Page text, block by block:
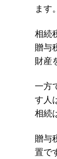
ます
相続
贈与
財産
一方
す人
相続
贈与
置で